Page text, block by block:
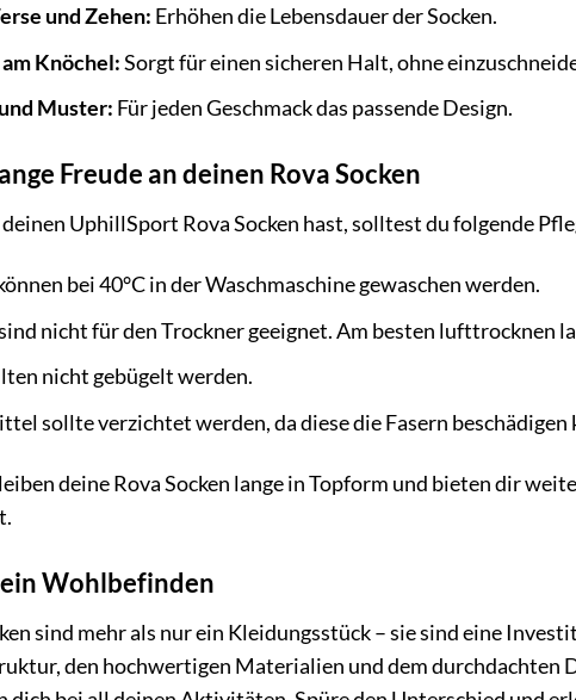
und Zehen: Erhöhen die Lebensdauer der Socken.
Knöchel:Sorgt für einen sicheren Halt, ohne
Muster: Für jeden Geschmack das passende Design.
Freude an deinen Rova Socken
UphillSport Rova Socken hast, solltest du folgende
bei 40°C in der Waschmaschine gewaschen werden.
nicht für den Trockner geeignet. Am besten lufttrocknen
nicht gebügelt werden.
sollte verzichtet werden, da diese die Fasern beschädigen
deine Rova Socken lange in Topform und bieten dir
Wohlbefinden
sind mehr als nur ein Kleidungsstück – sie sind eine
den hochwertigen Materialien und dem durchdachten